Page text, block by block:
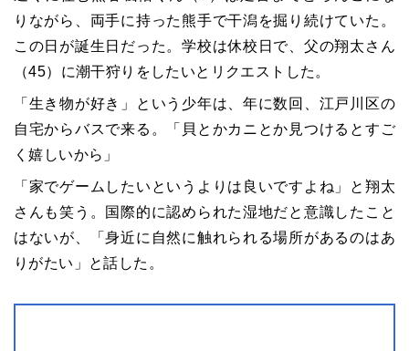
りながら、両手に持った熊手で干潟を掘り続けていた。
この日が誕生日だった。学校は休校日で、父の翔太さん
（45）に潮干狩りをしたいとリクエストした。
「生き物が好き」という少年は、年に数回、江戸川区の
自宅からバスで来る。「貝とかカニとか見つけるとすご
く嬉しいから」
「家でゲームしたいというよりは良いですよね」と翔太
さんも笑う。国際的に認められた湿地だと意識したこと
はないが、「身近に自然に触れられる場所があるのはあ
りがたい」と話した。